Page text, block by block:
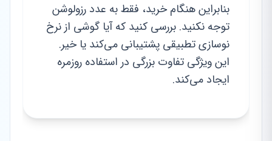
بنابراین هنگام خرید، فقط به عدد رزولوشن
توجه نکنید. بررسی کنید که آیا گوشی از نرخ
نوسازی تطبیقی پشتیبانی می‌کند یا خیر.
این ویژگی تفاوت بزرگی در استفاده روزمره
ایجاد می‌کند.